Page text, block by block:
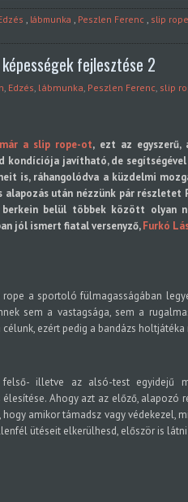
, lábmunka , Peszlen Ferenc , slip rope
fejlesztése 2
, Edzés, lábmunka, Peszlen Ferenc, slip
a slip rope-ot, ezt az egyszerű,
kondíciója javítható, de
is, ráhangolódva a küzdelmi
után nézzünk pár részletet
berkein belül többek között olyan
jól ismert fiatal versenyző,Furkó
rope a sportoló fülmagasságában
sem a vastagsága, sem a
ezért pedig a bandázs holtjátéka
illetve az alsó-test egyidejű
Ahogy azt az előző, alapozó
amikor támadsz vagy védekezel,
ütéseit elkerülhesd, először is